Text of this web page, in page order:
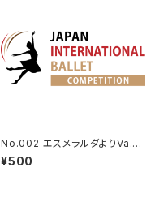
No.002 エスメラルダよりVa.(タ
ンバリン)
¥500